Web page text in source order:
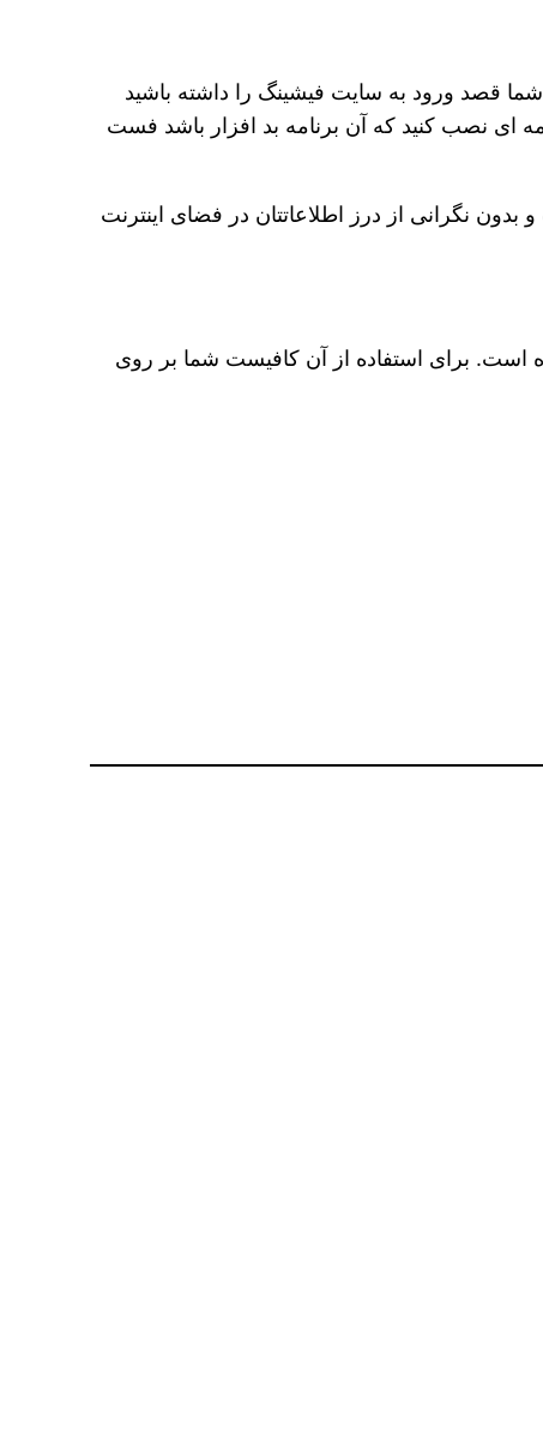
قصد ورود به سایت فیشینگ را داشته باشید
ای نصب کنید که آن برنامه بد افزار باشد فست
نگرانی از درز اطلاعاتتان در فضای اینترنت
است. برای استفاده از آن کافیست شما بر روی